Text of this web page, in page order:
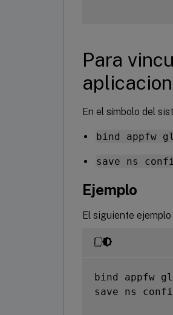
Para
En el símbolo del
bind appfw
save ns
Ejemplo
El siguiente
bind appfw
save ns